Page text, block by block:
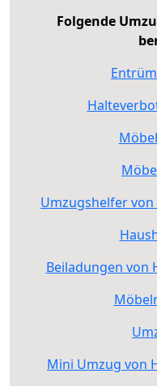
Folgende
Umzugshelfer
Beiladungen von
Mini Umzug von